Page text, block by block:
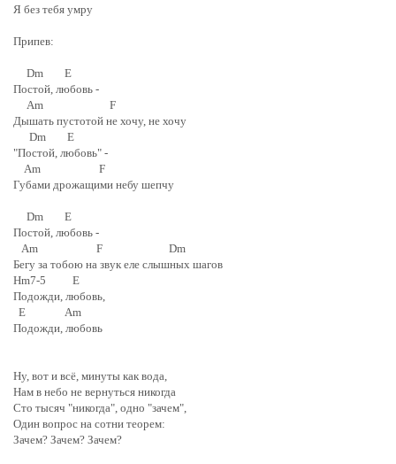
Я без тебя умру
Припев:
Dm E
Постой, любовь -
Am F
Дышать пустотой не хочу, не хочу
Dm E
"Постой, любовь" -
Am F
Губами дрожащими небу шепчу
Dm E
Постой, любовь -
Am F Dm
Бегу за тобою на звук еле слышных шагов
Hm7-5 E
Подожди, любовь,
E Am
Подожди, любовь
Ну, вот и всё, минуты как вода,
Нам в небо не вернуться никогда
Сто тысяч "никогда", одно "зачем",
Один вопрос на сотни теорем:
Зачем? Зачем? Зачем?